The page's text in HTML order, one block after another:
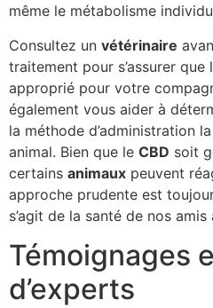
même le métabolisme
Consultez un vétérinaire
traitement pour s’assurer que
approprié pour votre
également vous aider à
la méthode d’administration
animal. Bien que le CBD soit
certains animaux peuvent
approche prudente est
s’agit de la santé de nos
Témoignages
d’experts